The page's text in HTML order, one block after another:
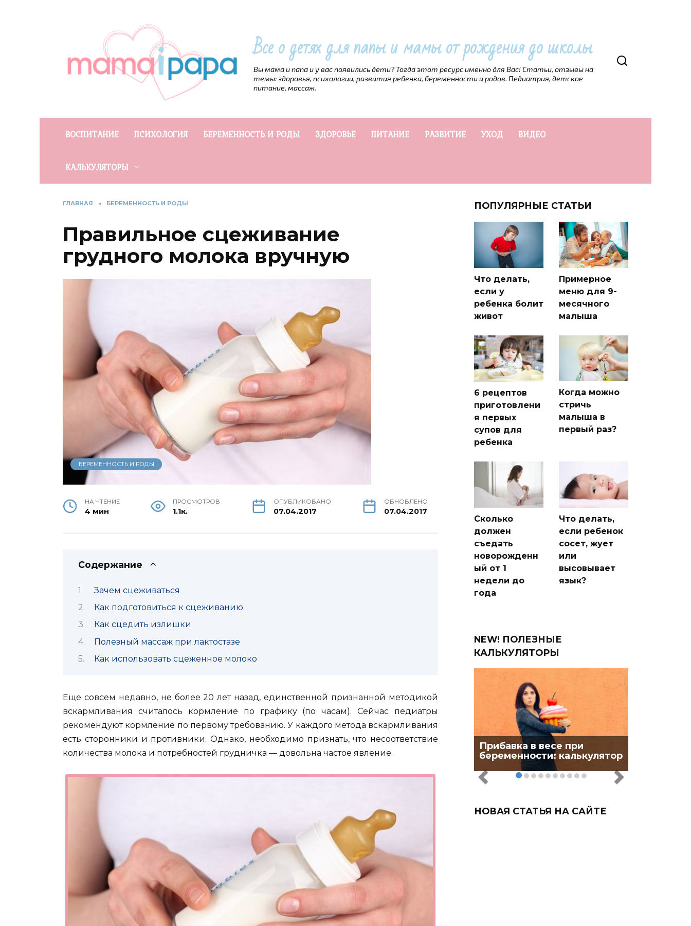
Все о детях для папы и мамы от рождения до школы
Вы мама и папа и у вас появились дети? Тогда этот ресурс именно для Вас! Статьи, отзывы на
темы: здоровья, психологии, развития ребенка, беременности и родов. Педиатрия, детское
питание, массаж.
ВОСПИТАНИЕ ПСИХОЛОГИЯ БЕРЕМЕННОСТЬ И РОДЫ ЗДОРОВЬЕ ПИТАНИЕ РАЗВИТИЕ УХОД ВИДЕО
КАЛЬКУЛЯТОРЫ
ГЛАВНАЯ » БЕРЕМЕННОСТЬ И РОДЫ
Правильное сцеживание
грудного молока вручную
БЕРЕМЕННОСТЬ И РОДЫ
НА ЧТЕНИЕ
4 мин
ПРОСМОТРОВ
1.1к.
ОПУБЛИКОВАНО
07.04.2017
ОБНОВЛЕНО
07.04.2017
Содержание
Зачем сцеживаться
Как подготовиться к сцеживанию
Как сцедить излишки
Полезный массаж при лактостазе
Как использовать сцеженное молоко
Еще совсем недавно, не более 20 лет назад, единственной признанной методикой
вскармливания считалось кормление по графику (по часам). Сейчас педиатры
рекомендуют кормление по первому требованию. У каждого метода вскармливания
есть сторонники и противники. Однако, необходимо признать, что несоответствие
количества молока и потребностей грудничка — довольна частое явление.
ПОПУЛЯРНЫЕ СТАТЬИ
Что делать,
если у
ребенка болит
живот
Примерное
меню для 9-
месячного
малыша
6 рецептов
приготовлени
я первых
супов для
ребенка
Когда можно
стричь
малыша в
первый раз?
Сколько
должен
съедать
новорожденн
ый от 1
недели до
года
Что делать,
если ребенок
сосет, жует
или
высовывает
язык?
NEW! ПОЛЕЗНЫЕ
КАЛЬКУЛЯТОРЫ
Прибавка в весе при
беременности: калькулятор
НОВАЯ СТАТЬЯ НА САЙТЕ